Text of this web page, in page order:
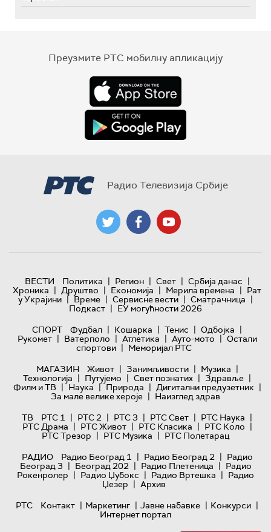
Преузмите РТС мобилну апликацију
Радио Телевизија Србије
ВЕСТИ Политика | Регион | Свет | Србија данас |
Хроника | Друштво | Економија | Мерила времена | Рат
у Украјини | Време | Сервисне вести | Сматрачница |
Подкаст | ЕУ могућности 2026
СПОРТ
Фудбал | Кошарка | Тенис | Одбојка |
Рукомет | Ватерполо | Атлетика | Ауто-мото | Остали
спортови | Меморијал РТС
МАГАЗИН
Живот | Занимљивости | Музика |
Технологијa | Путујемо | Свет познатих | Здравље |
Филм и ТВ | Наука | Природа | Дигитални предузетник |
За мале велике хероје | Наизглед здрав
ТВ
РТС 1 | РТС 2 | РТС 3 | РТС Свет | РТС Наука |
РТС Драма | РТС Живот | РТС Класика | РТС Коло |
РТС Трезор | РТС Музика | РТС Полетарац
РАДИО
Радио Београд 1 | Радио Београд 2 | Радио
Београд 3 | Београд 202 | Радио Плетеница | Радио
Рокенролер | Радио Џубокс | Радио Вртешка | Радио
Џезер | Архив
РТС
Контакт | Маркетинг | Јавне набавке | Конкурси |
Интернет портал